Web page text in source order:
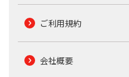
ご利用規約
会社概要